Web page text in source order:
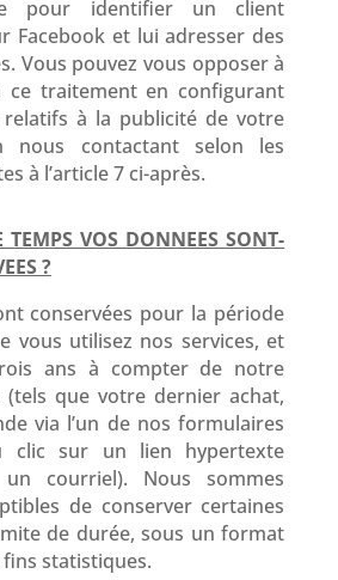
pour identifier un client
Facebook et lui adresser des
Vous pouvez vous opposer à
traitement en configurant
relatifs à la publicité de votre
nous contactant selon les
à l’article 7 ci-après.
VOS DONNEES SONT-
?
conservées pour la période
vous utilisez nos services, et
ans à compter de notre
que votre dernier achat,
via l’un de nos formulaires
clic sur un lien hypertexte
courriel). Nous sommes
de conserver certaines
de durée, sous un format
statistiques.